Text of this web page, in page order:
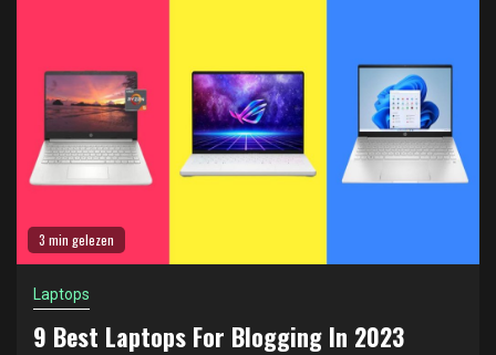
3 min gelezen
Laptops
9 Best Laptops For Blogging In 2023